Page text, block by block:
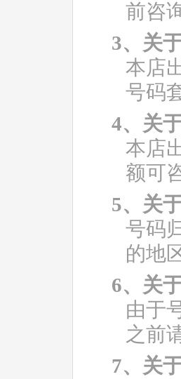
前咨
3、关
本店
号码
4、关
本店
额可
5、关
号码
的地
6、关
由于
之前
7、关